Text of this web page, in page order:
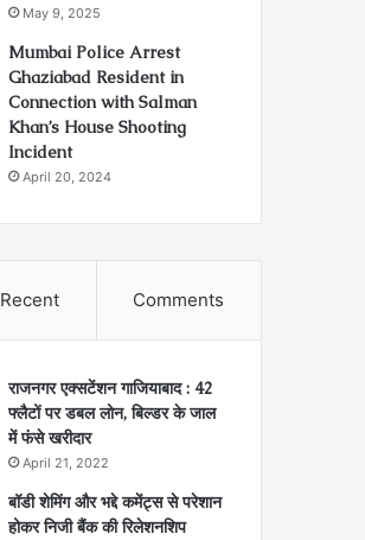
May 9, 2025
Mumbai Police Arrest
Ghaziabad Resident in
Connection with Salman
Khan’s House Shooting
Incident
April 20, 2024
Recent Comments
राजनगर एक्सटेंशन गाजियाबाद : 42
फ्लैटों पर डबल लोन, बिल्डर के जाल
में फंसे खरीदार
April 21, 2022
बॉडी शेमिंग और भद्दे कमेंट्स से परेशान
होकर निजी बैंक की रिलेशनशिप